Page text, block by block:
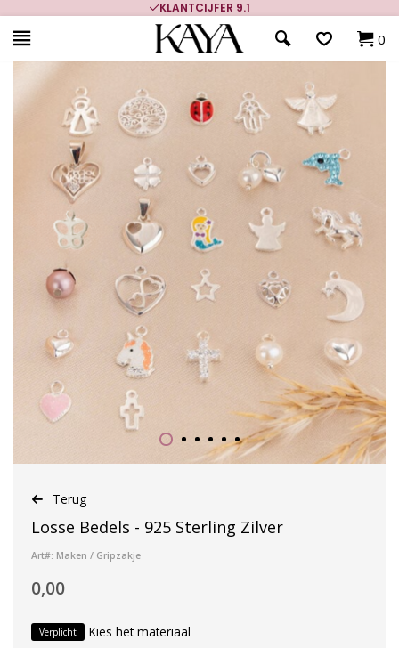
KLANTCIJFER 9.1
0
Terug
Losse Bedels - 925 Sterling Zilver
Art#: Maken / Gripzakje
0,00
Verplicht Kies het materiaal